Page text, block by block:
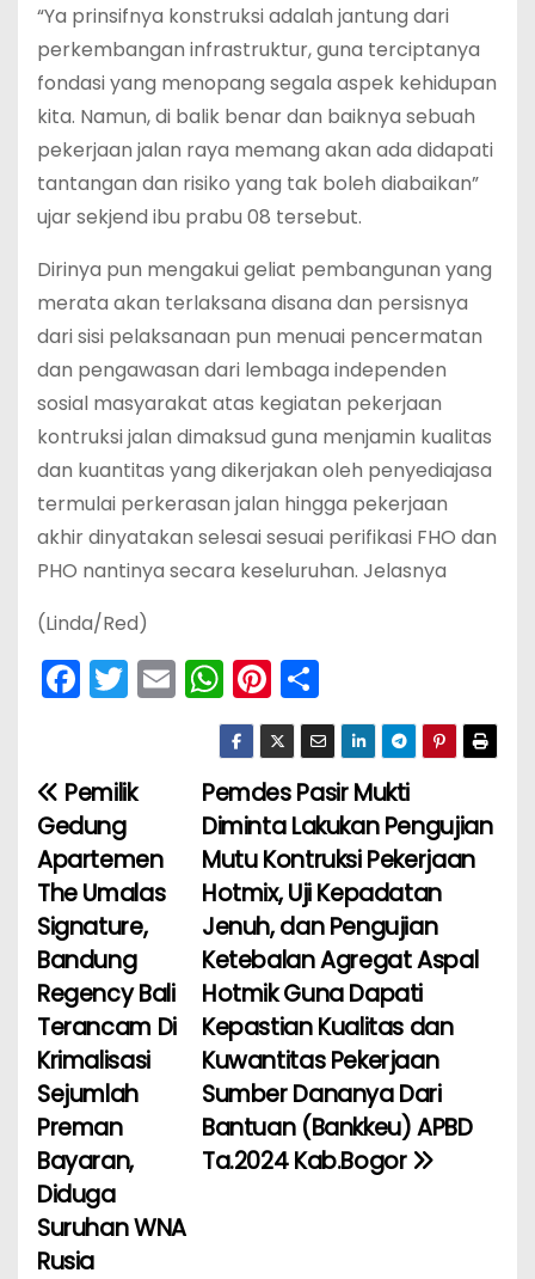
“Ya prinsifnya konstruksi adalah jantung dari
perkembangan infrastruktur, guna terciptanya
fondasi yang menopang segala aspek kehidupan
kita. Namun, di balik benar dan baiknya sebuah
pekerjaan jalan raya memang akan ada didapati
tantangan dan risiko yang tak boleh diabaikan”
ujar sekjend ibu prabu 08 tersebut.
Dirinya pun mengakui geliat pembangunan yang
merata akan terlaksana disana dan persisnya
dari sisi pelaksanaan pun menuai pencermatan
dan pengawasan dari lembaga independen
sosial masyarakat atas kegiatan pekerjaan
kontruksi jalan dimaksud guna menjamin kualitas
dan kuantitas yang dikerjakan oleh penyediajasa
termulai perkerasan jalan hingga pekerjaan
akhir dinyatakan selesai sesuai perifikasi FHO dan
PHO nantinya secara keseluruhan. Jelasnya
(Linda/Red)
F
a
e
b
o
o
k
T
w
er
E
m
W
h
a
ts
A
p
p
Pi
nt
er
e
st
h
ar
e
N
a
v
i
g
a
s
i
p
o
Pemdes Pasir Mukti
Diminta Lakukan Pengujian
Mutu Kontruksi Pekerjaan
Hotmix, Uji Kepadatan
Jenuh, dan Pengujian
Ketebalan Agregat Aspal
Hotmik Guna Dapati
Kepastian Kualitas dan
Kuwantitas Pekerjaan
Sumber Dananya Dari
Bantuan (Bankkeu) APBD
Ta.2024 Kab.Bogor
Pemilik
Gedung
Apartemen
The Umalas
Signature,
Bandung
Regency Bali
Terancam Di
Krimalisasi
Sejumlah
Preman
Bayaran,
Diduga
Suruhan WNA
Rusia